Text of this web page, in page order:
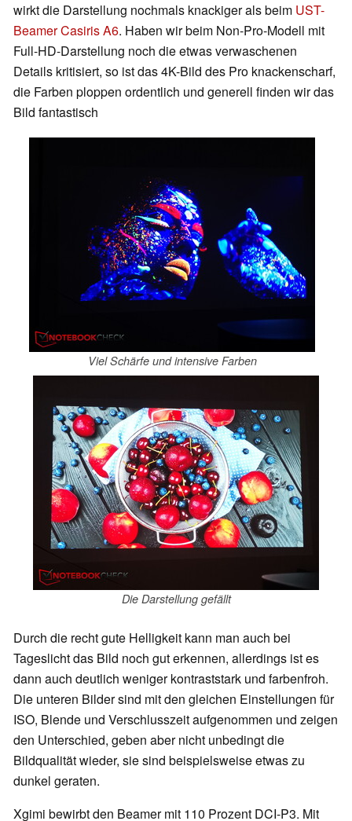
wirkt die Darstellung nochmals knackiger als beim UST-
Beamer Casiris A6. Haben wir beim Non-Pro-Modell mit
Full-HD-Darstellung noch die etwas verwaschenen
Details kritisiert, so ist das 4K-Bild des Pro knackenscharf,
die Farben ploppen ordentlich und generell finden wir das
Bild fantastisch
Viel Schärfe und intensive Farben
Die Darstellung gefällt
Durch die recht gute Helligkeit kann man auch bei
Tageslicht das Bild noch gut erkennen, allerdings ist es
dann auch deutlich weniger kontraststark und farbenfroh.
Die unteren Bilder sind mit den gleichen Einstellungen für
ISO, Blende und Verschlusszeit aufgenommen und zeigen
den Unterschied, geben aber nicht unbedingt die
Bildqualität wieder, sie sind beispielsweise etwas zu
dunkel geraten.
Xgimi bewirbt den Beamer mit 110 Prozent DCI-P3. Mit